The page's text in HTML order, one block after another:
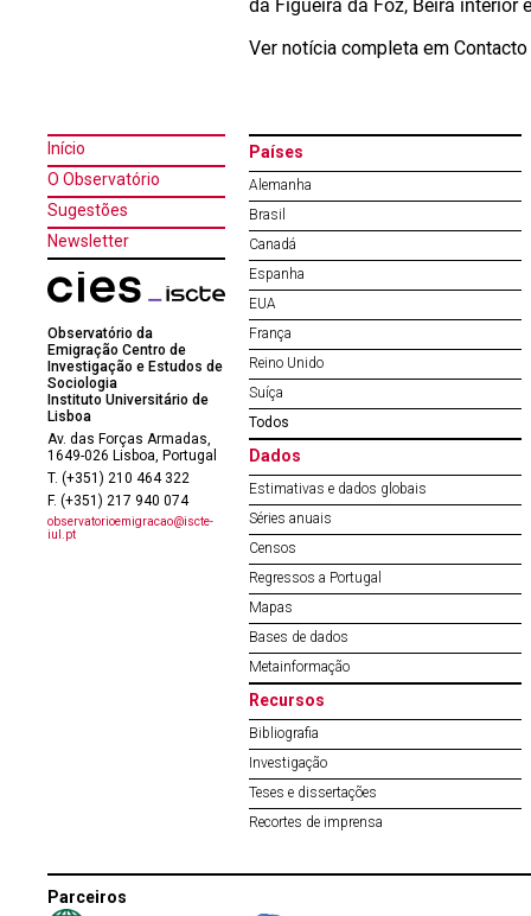
da Figueira da Foz, Beira interior
Ver notícia completa em Contacto
Início
O Observatório
Sugestões
Newsletter
Observatório da
Emigração Centro de
Investigação e Estudos de
Sociologia
Instituto Universitário de
Lisboa
Av. das Forças Armadas,
1649-026 Lisboa, Portugal
T. (+351) 210 464 322
F. (+351) 217 940 074
observatorioemigracao@iscte-
iul.pt
Países
Alemanha
Brasil
Canadá
Espanha
EUA
França
Reino Unido
Suíça
Todos
Dados
Estimativas e dados globais
Séries anuais
Censos
Regressos a Portugal
Mapas
Bases de dados
Metainformação
Recursos
Bibliografia
Investigação
Teses e dissertações
Recortes de imprensa
Parceiros